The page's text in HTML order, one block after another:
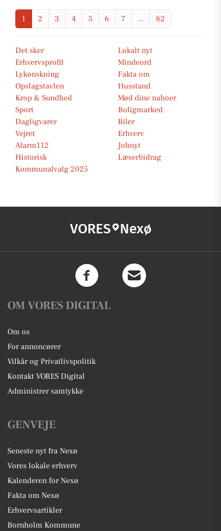
1 2 3 4 5 6 7 ... 82
Det sker
Lokalt nyt
Erhvervsprofil
Mindeord
Lykønskning
Fakta om
Opslagstavlen
Husstand
Krop & Sundhed
Mød dine naboer
Sport
Boligmarked
Dagligvarer
Biler
Vejret
Erhverv
Alarm112
Jobnyt
Historisk
Læserbidrag
Kommunalvalg 2025
VORES Nexø
OM VORES DIGITAL
Om os
For annoncører
Vilkår og Privatlivspolitik
Kontakt VORES Digital
Administrer samtykke
GENVEJE
Seneste nyt fra Nexø
Vores lokale erhverv
Kalenderen for Nexø
Fakta om Nexø
Erhvervsartikler
Bornholm Kommune